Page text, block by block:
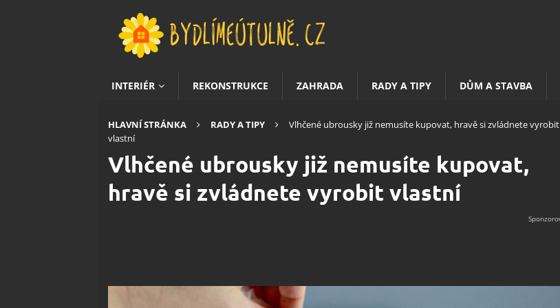
INTERIÉR REKONSTRUKCE ZAHRADA RADY A TIPY DŮM A STAVBA
HLAVNÍ STRÁNKA RADY A TIPY
Vlhčené ubrousky již nemusíte kupovat, hravě si zvládnete vyrobit
vlastní
Vlhčené ubrousky již nemusíte kupovat,
hravě si zvládnete vyrobit vlastní